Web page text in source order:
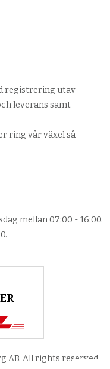
registrering utav
leverans samt
ring vår växel så
mellan 07:00 - 16:00.
AB. All rights reserved.